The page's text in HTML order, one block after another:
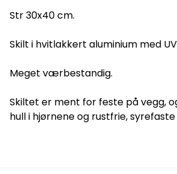
Str 30x40 cm.
Skilt i hvitlakkert aluminium med
Meget værbestandig.
Skiltet er ment for feste på vegg,
hull i hjørnene og rustfrie, syrefaste